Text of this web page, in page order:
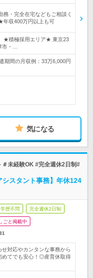
・完全在宅などもご相談く
収400万円以上も可
★積極採用エリア★ 東京23
市・…
間の月収例：33万6,000円
気になる
未経験OK #完全週休2日制#
スタント事務】年休124
学歴不問 完全週休2日制
ごと掲載中
対応やカンタンな事務から
めてでも安心！◎産育休取得